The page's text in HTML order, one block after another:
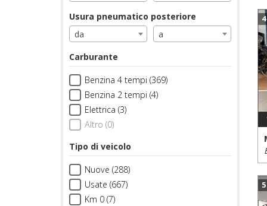
Usura pneumatico posteriore
da
a
Carburante
Benzina 4 tempi (369)
Benzina 2 tempi (4)
Elettrica (3)
Altro (0)
Tipo di veicolo
Nuove (288)
Usate (667)
Km 0 (7)